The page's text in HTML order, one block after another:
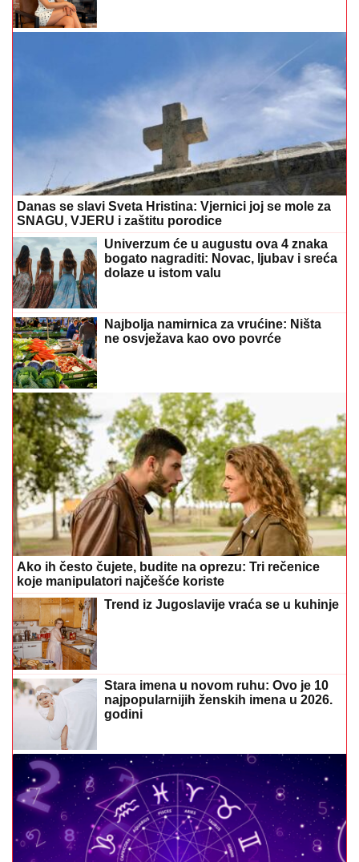
Danas se slavi Sveta Hristina: Vjernici joj se mole za
SNAGU, VJERU i zaštitu porodice
Univerzum će u augustu ova 4 znaka
bogato nagraditi: Novac, ljubav i sreća
dolaze u istom valu
Najbolja namirnica za vrućine: Ništa
ne osvježava kao ovo povrće
Ako ih često čujete, budite na oprezu: Tri rečenice
koje manipulatori najčešće koriste
Trend iz Jugoslavije vraća se u kuhinje
Stara imena u novom ruhu: Ovo je 10
najpopularnijih ženskih imena u 2026.
godini